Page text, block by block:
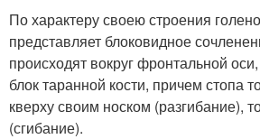
По характеру своею строения
представляет блоковидное
происходят вокруг фронтальной
блок таранной кости, причем стопа
кверху своим носком (разгибание),
(сгибание).